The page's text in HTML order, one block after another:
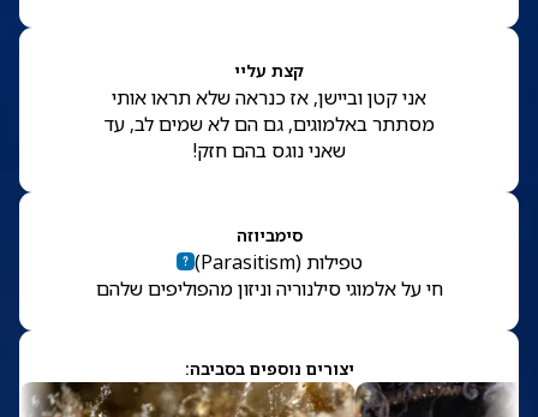
קצת עליי
אני קטן וביישן, אז כנראה שלא תראו אותי
מסתתר באלמוגים, גם הם לא שמים לב, עד
שאני נוגס בהם חזק!
סימביוזה
טפילות (
Parasitism
)
חי על אלמוגי סילנוריה וניזון מהפוליפים שלהם
יצורים נוספים בסביבה: